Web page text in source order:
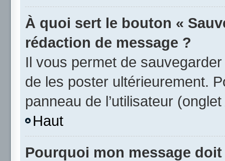
À quoi sert le bouton «
rédaction de message ?
Il vous permet de
de les poster ultérieurement.
panneau de l’utilisateur (onglet
Haut
Pourquoi mon message